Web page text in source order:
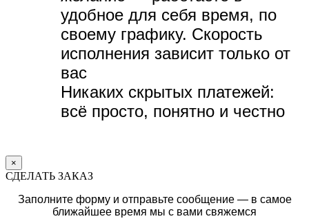
удобное для себя время, по
своему графику. Скорость
исполнения зависит только от
вас
Никаких скрытых платежей:
всё просто, понятно и честно
×
СДЕЛАТЬ ЗАКАЗ
Заполните форму и отправьте сообщение — в самое
ближайшее время мы с вами свяжемся